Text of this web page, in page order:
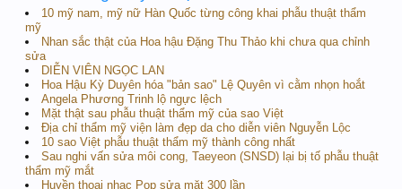
10 mỹ nam, mỹ nữ Hàn Quốc từng công khai phẫu thuật thẩm
mỹ
Nhan sắc thật của Hoa hậu Đặng Thu Thảo khi chưa qua chỉnh
sửa
DIỄN VIÊN NGỌC LAN
Hoa Hậu Kỳ Duyên hóa "bản sao" Lệ Quyên vì cằm nhọn hoắt
Angela Phương Trinh lộ ngực lệch
Mặt thật sau phẫu thuật thẩm mỹ của sao Việt
Địa chỉ thẩm mỹ viện làm đẹp da cho diễn viên Nguyễn Lộc
10 sao Việt phẫu thuật thẩm mỹ thành công nhất
Sau nghi vấn sửa môi cong, Taeyeon (SNSD) lại bị tố phẫu thuật
thẩm mỹ mắt
Huyền thoại nhạc Pop sửa mặt 300 lần